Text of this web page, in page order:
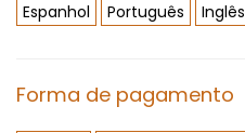
Espanhol Português Inglês
Forma de pagamento